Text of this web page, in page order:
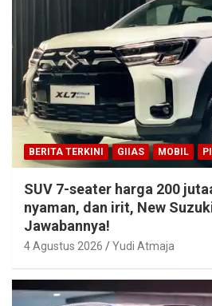
BERITA TERKINI GIIAS MOBIL
SUV 7-seater harga 200
nyaman, dan irit, New
Jawabannya!
4 Agustus 2026 Yudi Atmaja